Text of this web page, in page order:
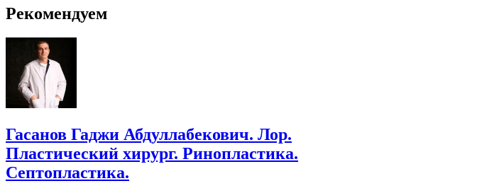
Рекомендуем
Гасанов Гаджи Абдуллабекович. Лор.
Пластический хирург. Ринопластика.
Септопластика.